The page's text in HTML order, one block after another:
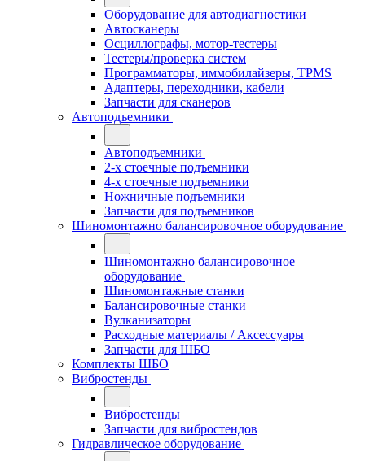
Оборудование для автодиагностики
Автосканеры
Осциллографы, мотор-тестеры
Тестеры/проверка систем
Программаторы, иммобилайзеры, TPMS
Адаптеры, переходники, кабели
Запчасти для сканеров
Автоподъемники
Автоподъемники
2-х стоечные подъемники
4-х стоечные подъемники
Ножничные подъемники
Запчасти для подъемников
Шиномонтажно балансировочное оборудование
Шиномонтажно балансировочное
оборудование
Шиномонтажные станки
Балансировочные станки
Вулканизаторы
Расходные материалы / Аксессуары
Запчасти для ШБО
Комплекты ШБО
Вибростенды
Вибростенды
Запчасти для вибростендов
Гидравлическое оборудование